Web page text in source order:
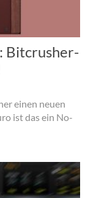
Bitcrusher-
einen neuen
ist das ein No-